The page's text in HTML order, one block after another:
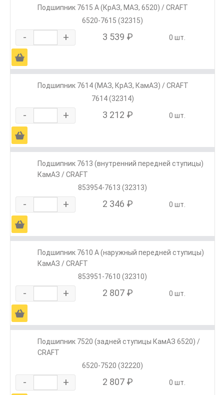
Подшипник 7615 А (КрАЗ, МАЗ, 6520) / CRAFT
6520-7615 (32315)
- + 3 539 ₽ 0 шт.
Ä
Подшипник 7614 (МАЗ, КрАЗ, КамАЗ) / CRAFT
7614 (32314)
- + 3 212 ₽ 0 шт.
Ä
Подшипник 7613 (внутренний передней ступицы)
КамАЗ / CRAFT
853954-7613 (32313)
- + 2 346 ₽ 0 шт.
Ä
Подшипник 7610 А (наружный передней ступицы)
КамАЗ / CRAFT
853951-7610 (32310)
- + 2 807 ₽ 0 шт.
Ä
Подшипник 7520 (задней ступицы КамАЗ 6520) /
CRAFT
6520-7520 (32220)
- + 2 807 ₽ 0 шт.